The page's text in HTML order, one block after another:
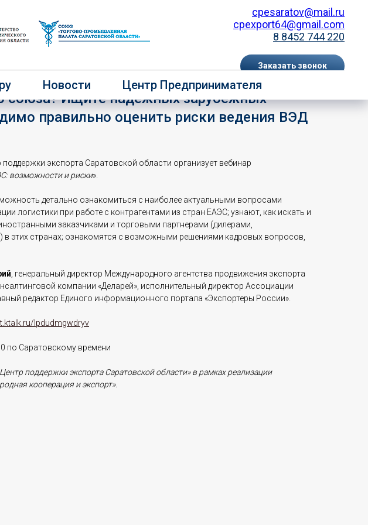
cpesaratov@mail.ru
cpexport64@gmail.com
8 8452 744 220
Заказать звонок
EN RU
Новости Центр Предпринимателя
о новых возможностях выхода на рынки
союза? Ищите надежных зарубежных
правильно оценить риски ведения ВЭД
поддержки экспорта Саратовской области организует вебинар
возможности и риски».
детально ознакомиться с наиболее актуальными вопросами
логистики при работе с контрагентами из стран ЕАЭС; узнают, как искать и
заказчиками и торговыми партнерами (дилерами,
в этих странах; ознакомятся с возможными решениями кадровых вопросов,
, генеральный директор Международного агентства продвижения экспорта
компании «Деларей», исполнительный директор Ассоциации
редактор Единого информационного портала «Экспортеры России».
lpdudmgwdryv
по Саратовскому времени
поддержки экспорта Саратовской области» в рамках реализации
кооперация и экспорт».